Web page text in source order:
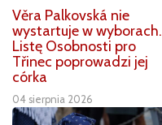
Věra Palkovská nie
wystartuje w wyborach.
Listę Osobnosti pro
Třinec poprowadzi jej
córka
04 sierpnia 2026